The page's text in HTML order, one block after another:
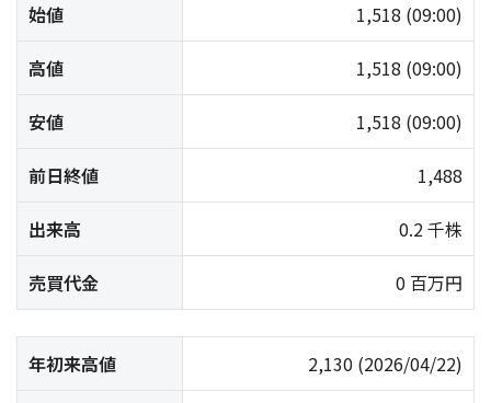
始値 1,518 (09:00)
高値 1,518 (09:00)
安値 1,518 (09:00)
前日終値 1,488
出来高 0.2 千株
売買代金 0 百万円
年初来高値 2,130 (2026/04/22)